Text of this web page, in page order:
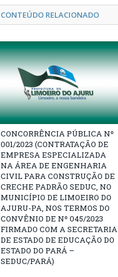
CONTEÚDO RELACIONADO
CONCORRÊNCIA PÚBLICA Nº
001/2023 (CONTRATAÇÃO DE
EMPRESA ESPECIALIZADA
NA ÁREA DE ENGENHARIA
CIVIL PARA CONSTRUÇÃO DE
CRECHE PADRÃO SEDUC, NO
MUNICÍPIO DE LIMOEIRO DO
AJURU-PA, NOS TERMOS DO
CONVÊNIO DE Nº 045/2023
FIRMADO COM A SECRETARIA
DE ESTADO DE EDUCAÇÃO DO
ESTADO DO PARÁ –
SEDUC/PARÁ)